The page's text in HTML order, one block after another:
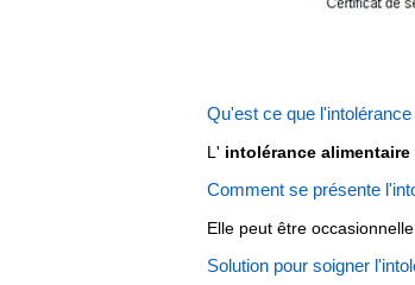
Qu'est ce que
L' intolérance alimentaire
Comment se présente
Elle peut être
Solution pour soigner